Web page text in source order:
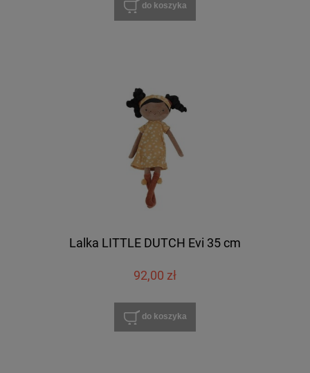
do koszyka
Lalka LITTLE DUTCH Evi 35 cm
92,00 zł
do koszyka